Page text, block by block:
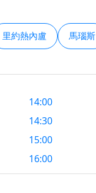
里約熱內盧 馬瑙斯
14:00
14:30
15:00
16:00